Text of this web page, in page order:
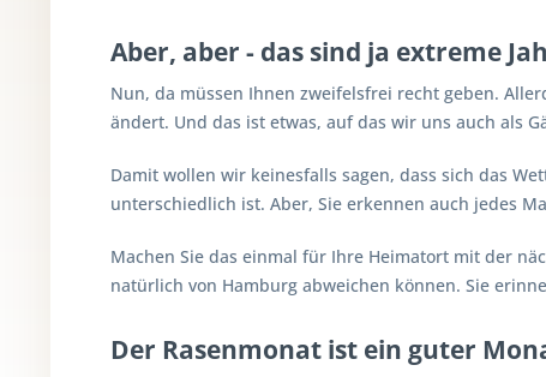
Aber, aber - das sind ja extreme
Nun, da müssen Ihnen zweifelsfrei recht geben.
ändert. Und das ist etwas, auf das wir uns auch als
Damit wollen wir keinesfalls sagen, dass sich das
unterschiedlich ist. Aber, Sie erkennen auch jedes
Machen Sie das einmal für Ihre Heimatort mit der
natürlich von Hamburg abweichen können. Sie
Der Rasenmonat ist ein guter